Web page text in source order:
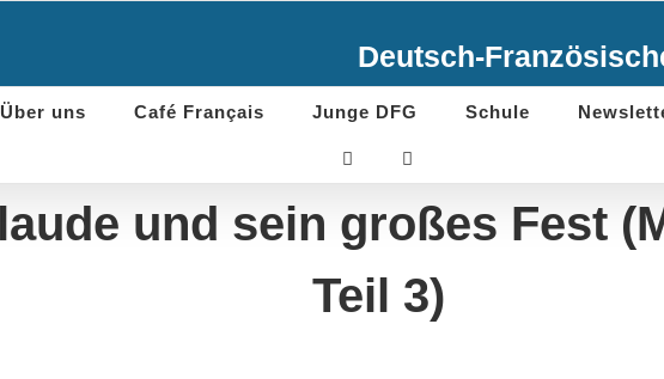
Deutsch-
Über uns Café Français Junge DFG Schule
und sein großes Fest
Teil 3)